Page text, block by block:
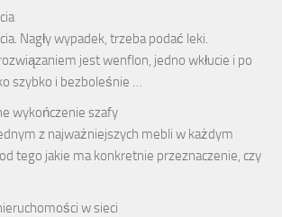
Nagły wypadek, trzeba podać leki.
jest wenflon, jedno wkłucie i po
szybko i bezboleśnie …
wykończenie szafy
z najważniejszych mebli w każdym
tego jakie ma konkretnie przeznaczenie, czy
w sieci